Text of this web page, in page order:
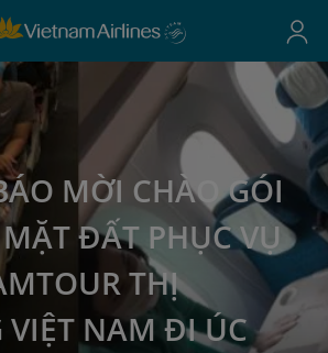
MỜI CHÀO GÓI
ĐẤT PHỤC VỤ
THỊ
VIỆT NAM ĐI ÚC